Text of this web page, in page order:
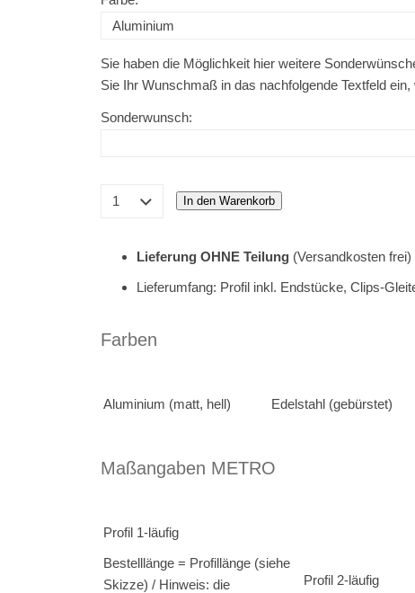
Sie haben die Möglichkeit hier weitere
Sie Ihr Wunschmaß in das nachfolgende Textfeld
Sonderwunsch:
In den Warenkorb
Lieferung OHNE Teilung (Versandkosten frei)
Lieferumfang: Profil inkl. Endstücke, Clips-
Farben
Aluminium (matt, hell) Edelstahl (gebürstet)
Maßangaben METRO
Profil 1-läufig
Bestelllänge = Profillänge (siehe
Skizze) / Hinweis: die
Profil 2-läufig